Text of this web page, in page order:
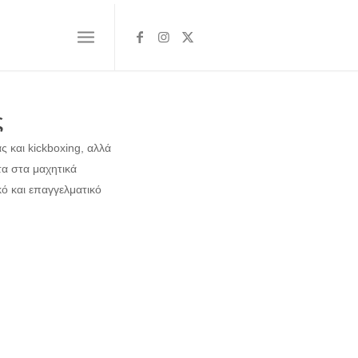
και kickboxing, αλλά
στα μαχητικά
και επαγγελματικό